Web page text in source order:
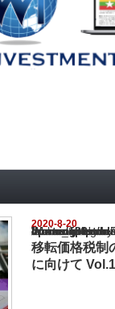
2020-8-20
Warning
: Undefined array key
/home/netst/kuno-cpa.co.jp/
on line183
移転価格税制
に向けて Vol.1